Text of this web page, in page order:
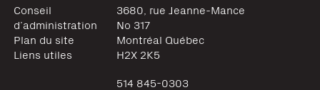
Conseil
d’administration
Plan du site
Liens utiles
3680, rue Jeanne-Mance
No 317
Montréal Québec
H2X 2K5
514 845-0303